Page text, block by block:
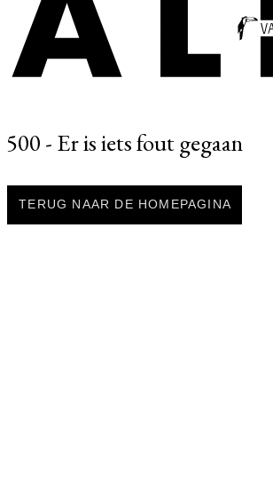
500 - Er is iets fout gegaan
TERUG NAAR DE HOMEPAGINA